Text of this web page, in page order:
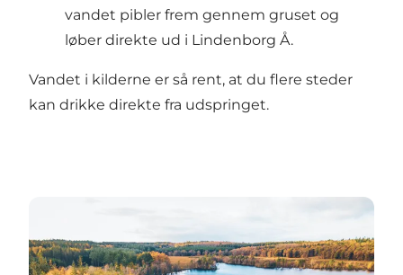
vandet pibler frem gennem gruset og
løber direkte ud i Lindenborg Å.
Vandet i kilderne er så rent, at du flere steder
kan drikke direkte fra udspringet.